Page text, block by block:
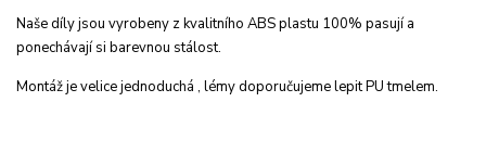
Naše díly jsou vyrobeny z kvalitního ABS plastu 100% pasují a
ponechávají si barevnou stálost.
Montáž je velice jednoduchá , lémy doporučujeme lepit PU tmelem.